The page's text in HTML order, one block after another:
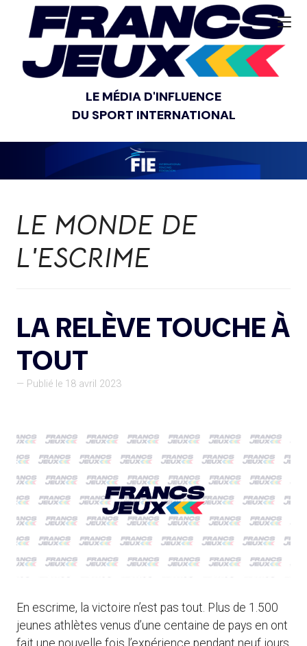
LE MÉDIA D'INFLUENCE
DU SPORT INTERNATIONAL
LE MONDE DE
L'ESCRIME
LA RELÈVE TOUCHE À
TOUT
— Publié le 18 avril 2023
En escrime, la victoire n’est pas tout. Plus de 1.500
jeunes athlètes venus d’une centaine de pays en ont
fait une nouvelle fois l’expérience pendant neuf jours